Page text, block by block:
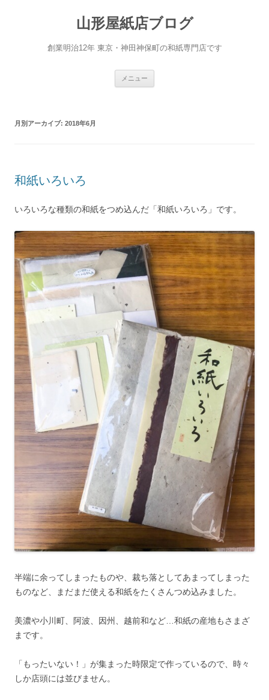
山形屋紙店ブログ
創業明治12年 東京・神田神保町の和紙専門店です
メニュー
月別アーカイブ: 2018年6月
和紙いろいろ
いろいろな種類の和紙をつめ込んだ「和紙いろいろ」です。
半端に余ってしまったものや、裁ち落としてあまってしまった
ものなど、まだまだ使える和紙をたくさんつめ込みました。
美濃や小川町、阿波、因州、越前和など…和紙の産地もさまざ
まです。
「もったいない！」が集まった時限定で作っているので、時々
しか店頭には並びません。